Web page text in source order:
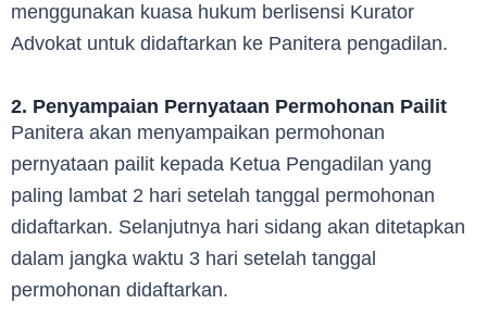
menggunakan kuasa hukum berlisensi Kurator
Advokat untuk didaftarkan ke Panitera pengadilan.
2. Penyampaian Pernyataan Permohonan Pailit
Panitera akan menyampaikan permohonan
pernyataan pailit kepada Ketua Pengadilan yang
paling lambat 2 hari setelah tanggal permohonan
didaftarkan. Selanjutnya hari sidang akan ditetapkan
dalam jangka waktu 3 hari setelah tanggal
permohonan didaftarkan.